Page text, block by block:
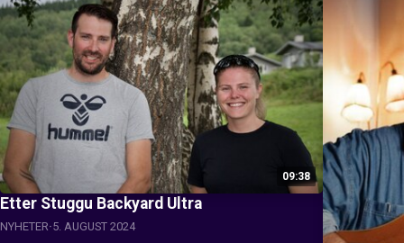
09:38
Etter Stuggu Backyard Ultra
NYHETER 5. AUGUST 2024